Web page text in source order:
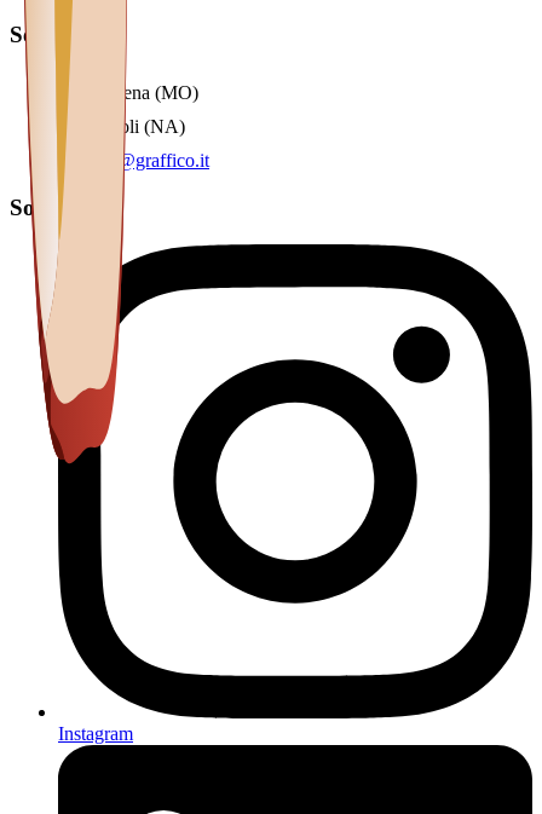
Sedi
Modena (MO)
Napoli (NA)
info@graffico.it
Social
Instagram